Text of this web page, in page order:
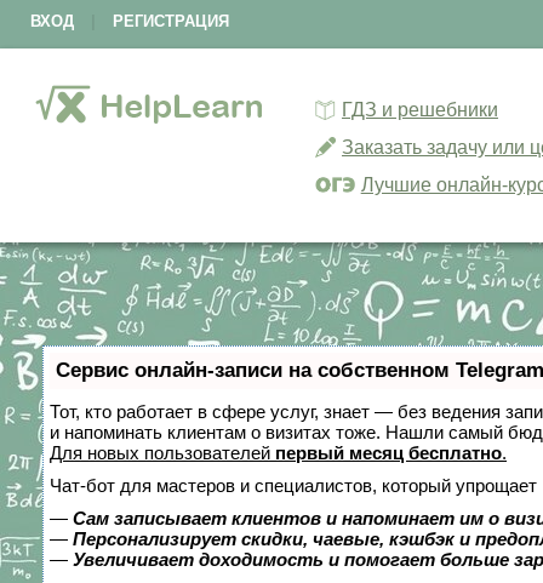
ВХОД РЕГИСТРАЦИЯ
ГДЗ и решебники
Заказать задачу или
Лучшие онлайн-
Сервис онлайн-записи на собственном
Тот, кто работает в сфере услуг, знает — без ведения
и напоминать клиентам о визитах тоже. Нашли самый
Для новых пользователей первый месяц бесплатно.
Чат-бот для мастеров и специалистов, который упрощает
— Сам записывает клиентов и напоминает им о
— Персонализирует скидки, чаевые, кэшбэк и
— Увеличивает доходимость и помогает больше